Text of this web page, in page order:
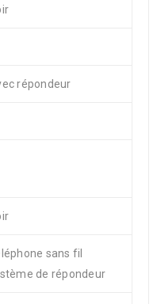
répondeur
sans fil
de répondeur